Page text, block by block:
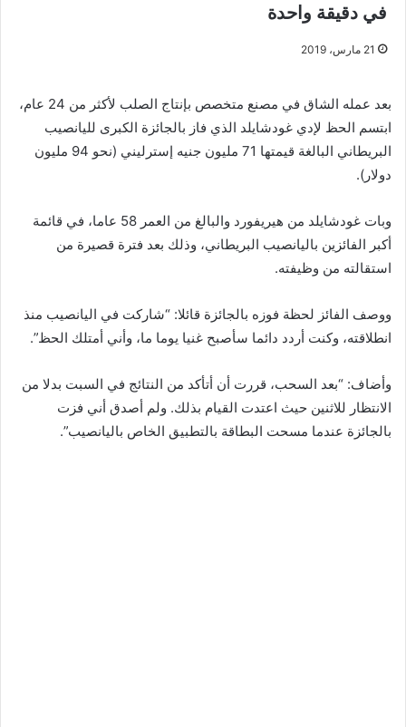
في دقيقة واحدة
21 مارس، 2019
بعد عمله الشاق في مصنع متخصص بإنتاج الصلب لأكثر من 24 عام،
ابتسم الحظ لإدي غودشايلد الذي فاز بالجائزة الكبرى لليانصيب
البريطاني البالغة قيمتها 71 مليون جنيه إسترليني (نحو 94 مليون
دولار).
وبات غودشايلد من هيريفورد والبالغ من العمر 58 عاما، في قائمة
أكبر الفائزين باليانصيب البريطاني، وذلك بعد فترة قصيرة من
استقالته من وظيفته.
ووصف الفائز لحظة فوزه بالجائزة قائلا: “شاركت في اليانصيب منذ
انطلاقته، وكنت أردد دائما سأصبح غنيا يوما ما، وأني أمتلك الحظ”.
وأضاف: “بعد السحب، قررت أن أتأكد من النتائج في السبت بدلا من
الانتظار للاثنين حيث اعتدت القيام بذلك. ولم أصدق أني فزت
بالجائزة عندما مسحت البطاقة بالتطبيق الخاص باليانصيب”.